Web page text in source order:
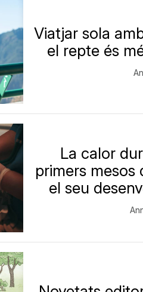
Viatjar sola
el repte és
La calor
primers
el seu